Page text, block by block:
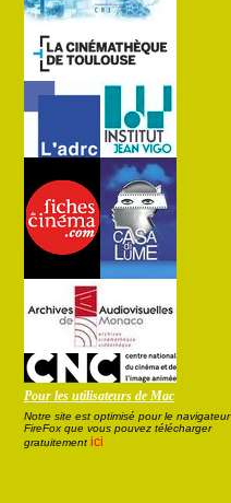
Pour les utilisateurs de Mac
Notre site est optimisé pour le navigateur
FireFox que vous pouvez télécharger
gratuitement ici